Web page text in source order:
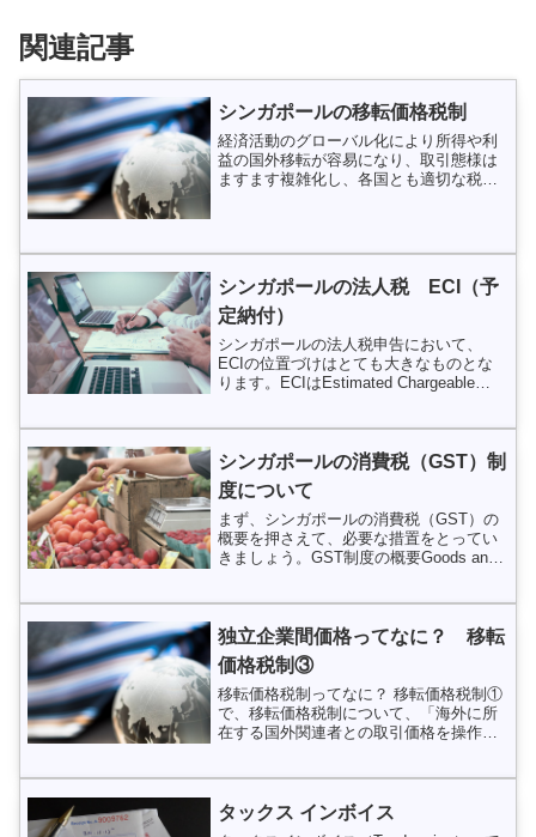
関連記事
シンガポールの移転価格税制
経済活動のグローバル化により所得や利
益の国外移転が容易になり、取引態様は
ますます複雑化し、各国とも適切な税収
働のもと、税源浸食...
シンガポールの法人税 ECI（予
定納付）
シンガポールの法人税申告において、
ECIの位置づけはとても大きなものとな
ります。ECIはEstimated Chargeable
シンガポールの消費税（GST）制
度について
まず、シンガポールの消費税（GST）の
概要を押さえて、必要な措置をとってい
きましょう。GST制度の概要Goods and
独立企業間価格ってなに？ 移転
価格税制③
移転価格税制ってなに？ 移転価格税制①
で、移転価格税制について、「海外に所
在する国外関連者との取引価格を操作す
て所得を再計算し課税...
タックス インボイス